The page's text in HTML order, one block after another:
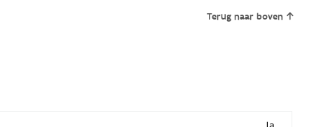
Terug naar boven